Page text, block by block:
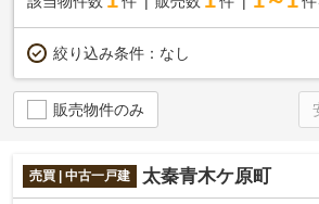
絞り込み条件： なし
販売物件のみ
売買 | 中古一戸建 太秦青木ケ原町